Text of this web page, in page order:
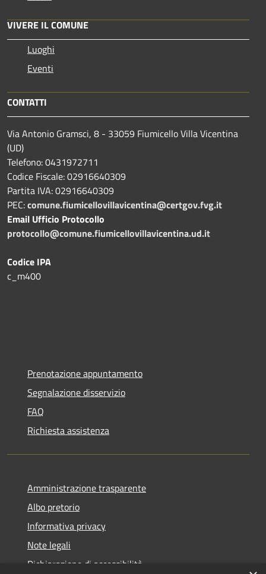
VIVERE IL COMUNE
Luoghi
Eventi
CONTATTI
Via Antonio Gramsci, 8 - 33059 Fiumicello Villa Vicentina
(UD)
Telefono: 0431972711
Codice Fiscale: 02916640309
Partita IVA: 02916640309
PEC:comune.fiumicellovillavicentina@certgov.fvg.it
Email Ufficio Protocollo
protocollo@comune.fiumicellovillavicentina.ud.it
Codice IPA
c_m400
Prenotazione appuntamento
Segnalazione disservizio
FAQ
Richiesta assistenza
Amministrazione trasparente
Albo pretorio
Informativa privacy
Note legali
Dichiarazione di accessibilità